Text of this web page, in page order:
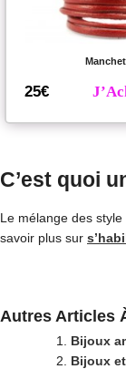
25€
C’est quoi
Le mélange des
savoir plus sur
Autres Articles
Bijoux
Bijoux